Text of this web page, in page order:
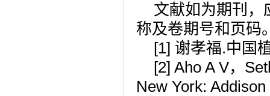
文献如为期刊，
称及卷期号和页码
[1] 谢孝福.中国
[2] Aho A V，
New York: